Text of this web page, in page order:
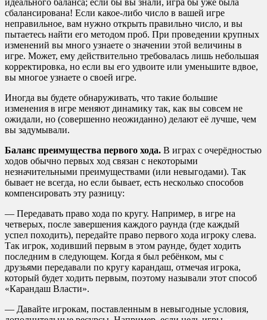
идеального баланса; если бы вы знали, игра бы уже была
сбалансирована! Если какое-либо число в вашей игре
неправильное, вам нужно открыть правильно число, и вы
пытаетесь найти его методом проб. При проведении крупных
изменений вы много узнаете о значении этой величины в
игре. Может, ему действительно требовалась лишь небольшая
корректировка, но если вы его удвоите или уменьшите вдвое,
вы многое узнаете о своей игре.
Иногда вы будете обнаруживать, что такие большие
изменения в игре меняют динамику так, как вы совсем не
ожидали, но (совершенно неожиданно) делают её лучше, чем
вы задумывали.
Баланс преимущества первого хода. В играх с очерёдностью
ходов обычно первых ход связан с некоторыми
незначительными преимуществами (или невыгодами). Так
бывает не всегда, но если бывает, есть несколько способов
компенсировать эту разницу:
— Передавать право хода по кругу. Например, в игре на
четверых, после завершения каждого раунда (где каждый
успел походить), передайте право первого хода игроку слева.
Так игрок, ходивший первым в этом раунде, будет ходить
последним в следующем. Когда я был ребёнком, мы с
друзьями передавали по кругу карандаш, отмечая игрока,
который будет ходить первым, поэтому называли этот способ
«Карандаш Власти».
— Давайте игрокам, поставленным в невыгодные условия,